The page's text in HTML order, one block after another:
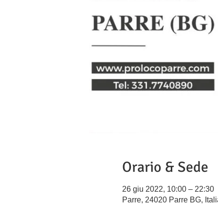
Orario & Sede
26 giu 2022, 10:00 – 22:30
Parre, 24020 Parre BG,